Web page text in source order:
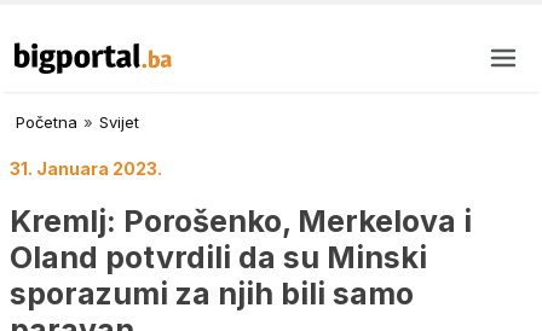
Početna » Svijet
31. Januara 2023.
Kremlj: Porošenko, Merkelova i
Oland potvrdili da su Minski
sporazumi za njih bili samo